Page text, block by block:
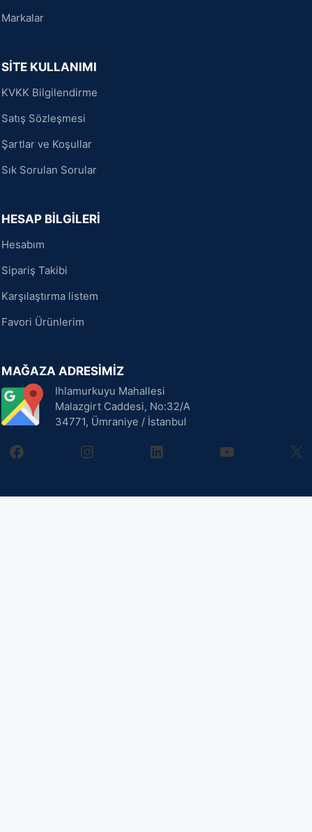
Markalar
SİTE KULLANIMI
KVKK Bilgilendirme
Satış Sözleşmesi
Şartlar ve Koşullar
Sık Sorulan Sorular
HESAP BİLGİLERİ
Hesabım
Sipariş Takibi
Karşılaştırma listem
Favori Ürünlerim
MAĞAZA ADRESİMİZ
Ihlamurkuyu Mahallesi
Malazgirt Caddesi, No:32/A
34771, Ümraniye / İstanbul
facebookinstagramlinkedin youtube X